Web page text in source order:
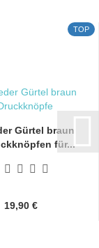
TOP
Gürtel braun
für...
19,90 €